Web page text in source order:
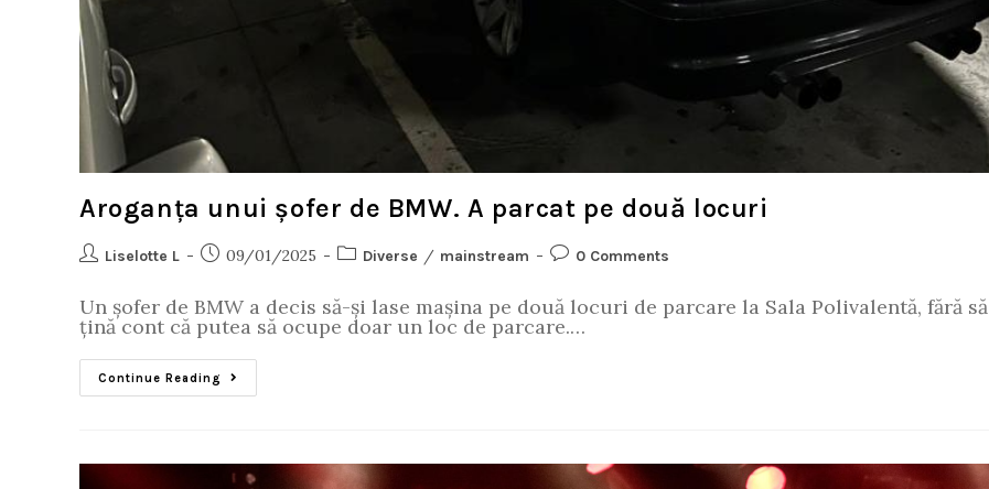
Aroganța unui șofer de BMW. A parcat pe două locuri
Liselotte L 09/01/2025 Diverse / mainstream 0 Comments
Un șofer de BMW a decis să-și lase mașina pe două locuri de parcare la Sala Polivalentă, fără să
țină cont că putea să ocupe doar un loc de parcare.…
Continue Reading